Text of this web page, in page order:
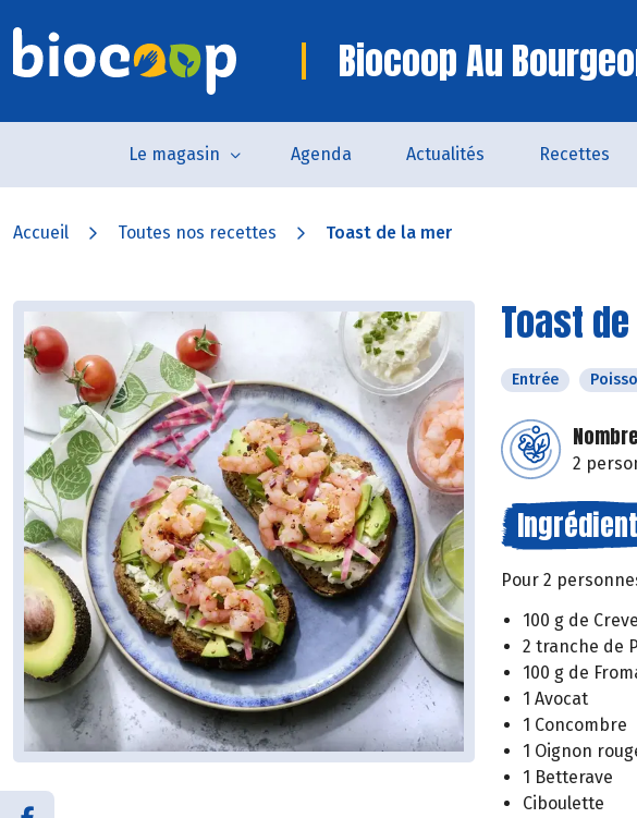
Biocoop Au
Le magasin Agenda Actualités Recettes
Accueil Toutes nos recettes Toast de la mer
Toast
Entrée
2
Pour 2
100 g de
2 tranche de
100 g de
1 Avocat
1 Concombre
1 Oignon
1 Betterave
Ciboulette